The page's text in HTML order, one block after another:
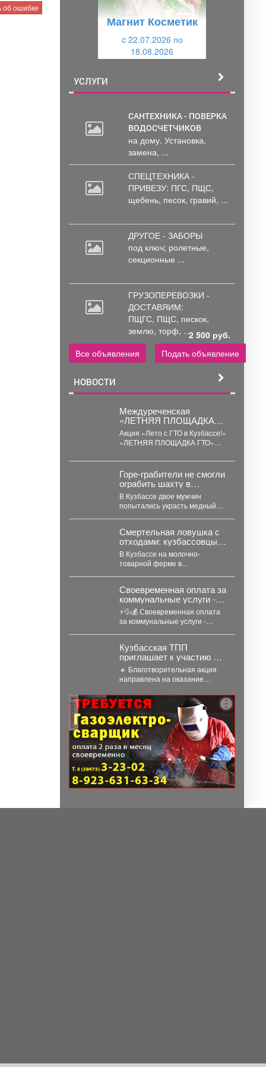
ошибке
Магнит Косметик
c 22.07.2026 по
18.08.2026
УСЛУГИ
САНТЕХНИКА - ПОВЕРКА
ВОДОСЧЕТЧИКОВ
на дому. Установка,
замена, ...
СПЕЦТЕХНИКА -
ПРИВЕЗУ: ПГС, ПЩС,
щебень, песок, гравий, ...
ДРУГОЕ - ЗАБОРЫ
под ключ; ролетные,
секционные ...
ГРУЗОПЕРЕВОЗКИ -
ДОСТАВЯИМ:
ПЩГС, ПЩС, пескок,
землю, торф, ...2 500 руб.
Все объявления
Подать объявление
НОВОСТИ
Междуреченская
«ЛЕТНЯЯ ПЛОЩАДКА
ГТО»
Акция «Лето с ГТО в Кузбассе!»
«ЛЕТНЯЯ ПЛОЩАДКА ГТО»
работает-
4,6,11,13,18,20,25,27...
Горе-грабители не смогли
ограбить шахту в
Кузбассе из-за пустого
бака
В Кузбассе двое мужчин
попытались украсть медный
Смертельная ловушка с
отходами: кузбассовцы
погибли в навозном
котловане
В Кузбассе на молочно-
товарной ферме в
двое рабочих. Как сообщает...
Своевременная оплата за
коммунальные услуги -
именно об этом твердят
энергетические компании.
⚡💦💰 Своевременная оплата
за коммунальные услуги -
Все...
Кузбасская ТПП
приглашает к участию в
акции «Помоги собраться
в школу»
🔹 Благотворительная акция
направлена на оказание
к новому учебному году
первоклассников...
реклама